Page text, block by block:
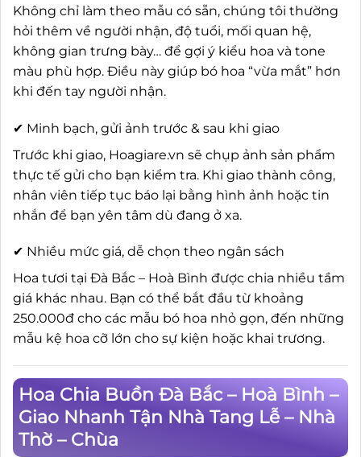
Không chỉ làm theo mẫu có sẵn, chúng tôi thường
hỏi thêm về người nhận, độ tuổi, mối quan hệ,
không gian trưng bày… để gợi ý kiểu hoa và tone
màu phù hợp. Điều này giúp bó hoa “vừa mắt” hơn
khi đến tay người nhận.
✔ Minh bạch, gửi ảnh trước & sau khi giao
Trước khi giao, Hoagiare.vn sẽ chụp ảnh sản phẩm
thực tế gửi cho bạn kiểm tra. Khi giao thành công,
nhân viên tiếp tục báo lại bằng hình ảnh hoặc tin
nhắn để bạn yên tâm dù đang ở xa.
✔ Nhiều mức giá, dễ chọn theo ngân sách
Hoa tươi tại Đà Bắc – Hoà Bình được chia nhiều tầm
giá khác nhau. Bạn có thể bắt đầu từ khoảng
250.000đ cho các mẫu bó hoa nhỏ gọn, đến những
mẫu kệ hoa cỡ lớn cho sự kiện hoặc khai trương.
Hoa Chia Buồn Đà Bắc – Hoà Bình –
Giao Nhanh Tận Nhà Tang Lễ – Nhà
Thờ – Chùa